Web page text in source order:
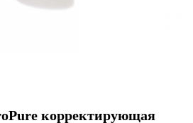
корректирующая